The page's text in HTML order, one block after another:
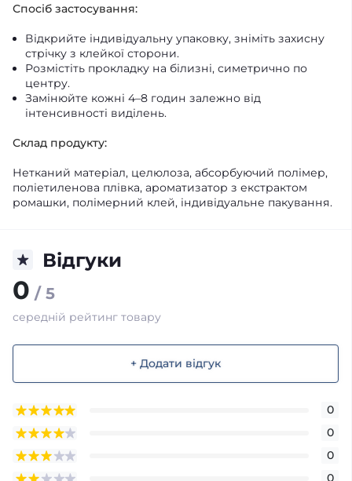
Спосіб застосування:
Відкрийте індивідуальну упаковку, зніміть захисну
стрічку з клейкої сторони.
Розмістіть прокладку на білизні, симетрично по
центру.
Замінюйте кожні 4–8 годин залежно від
інтенсивності виділень.
Склад продукту:
Нетканий матеріал, целюлоза, абсорбуючий полімер,
поліетиленова плівка, ароматизатор з екстрактом
ромашки, полімерний клей, індивідуальне пакування.
Відгуки
0 / 5
середній рейтинг товару
+ Додати відгук
0
0
0
0